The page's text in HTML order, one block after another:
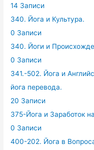
14 Записи
340. Йога и Культура.
0 Записи
340. Йоги и
0 Записи
341.-502. Йога и
йога перевода.
20 Записи
375-Йога и Заработок
0 Записи
400-202. Йога в